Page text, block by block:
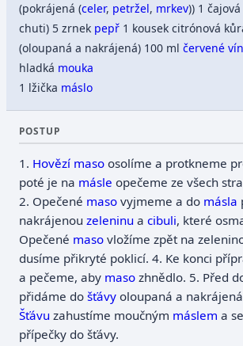
(pokrájená (celer, petržel, mrkev)) 1
chuti) 5 zrnek pepř 1 kousek citrónová
(oloupaná a nakrájená) 100 mlčervené
hladká mouka
1 lžička máslo
POSTUP
1. Hovězí maso osolíme a protkneme
poté je na másle opečeme ze všech
2. Opečené maso vyjmeme a do másla
nakrájenouzeleninu acibuli, které
Opečené maso vložíme zpět na
dusíme přikryté poklicí. 4. Ke konci
a pečeme, aby maso zhnědlo. 5. Před
přidáme došťávy oloupaná a nakrájená
Šťávu zahustíme moučným máslem a
přípečky do šťávy.